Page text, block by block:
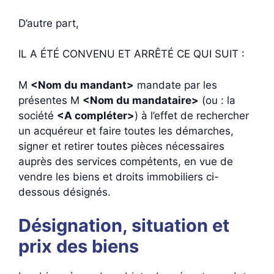
D’autre part,
IL A ÉTÉ CONVENU ET ARRÊTÉ CE QUI SUIT :
M <Nom du mandant> mandate par les
présentes M <Nom du mandataire> (ou : la
société <A compléter>) à l’effet de rechercher
un acquéreur et faire toutes les démarches,
signer et retirer toutes pièces nécessaires
auprès des services compétents, en vue de
vendre les biens et droits immobiliers ci-
dessous désignés.
Désignation, situation et
prix des biens